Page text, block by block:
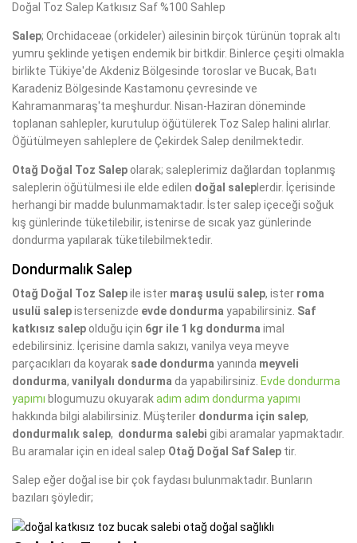
Doğal Toz Salep Katkısız Saf %100 Sahlep
Salep; Orchidaceae (orkideler) ailesinin birçok türünün toprak altı
yumru şeklinde yetişen endemik bir bitkdir. Binlerce çeşiti olmakla
birlikte Tükiye'de Akdeniz Bölgesinde toroslar ve Bucak, Batı
Karadeniz Bölgesinde Kastamonu çevresinde ve
Kahramanmaraş'ta meşhurdur. Nisan-Haziran döneminde
toplanan sahlepler, kurutulup öğütülerek Toz Salep halini alırlar.
Öğütülmeyen sahleplere de Çekirdek Salep denilmektedir.
Otağ Doğal Toz Salep olarak; saleplerimiz dağlardan toplanmış
saleplerin öğütülmesi ile elde edilen doğal saleplerdir. İçerisinde
herhangi bir madde bulunmamaktadır. İster salep içeceği soğuk
kış günlerinde tüketilebilir, istenirse de sıcak yaz günlerinde
dondurma yapılarak tüketilebilmektedir.
Dondurmalık Salep
Otağ Doğal Toz Salepile ister maraş usulü salep, ister roma
usulü salepistersenizde evde dondurma yapabilirsiniz. Saf
katkısız salep olduğu için 6gr ile 1 kg dondurma imal
edebilirsiniz. İçerisine damla sakızı, vanilya veya meyve
parçacıkları da koyarak sade dondurma yanında meyveli
dondurma, vanilyalı dondurma da yapabilirsiniz. Evde dondurma
yapımı blogumuzu okuyarakadım adım dondurma yapımı
hakkında bilgi alabilirsiniz. Müşteriler dondurma için salep,
dondurmalık salep, dondurma salebi gibi aramalar yapmaktadır.
Bu aramalar için en ideal salep Otağ Doğal Saf Salep tir.
Salep eğer doğal ise bir çok faydası bulunmaktadır. Bunların
bazıları şöyledir;